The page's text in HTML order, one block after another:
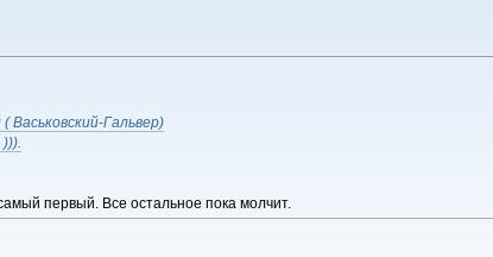
Васьковский-Гальвер)
первый. Все остальное пока молчит.